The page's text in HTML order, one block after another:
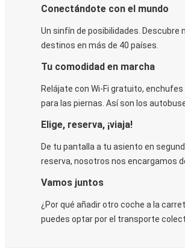
Conectándote con el mundo
Un sinfín de posibilidades. Descubre
destinos en más de 40 países.
Tu comodidad en marcha
Relájate con Wi-Fi gratuito,
para las piernas. Así son los
Elige, reserva, ¡viaja!
De tu pantalla a tu asiento en
reserva, nosotros nos encargamos
Vamos juntos
¿Por qué añadir otro coche a la
puedes optar por el transporte